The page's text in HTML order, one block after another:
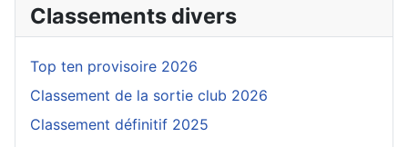
Classements divers
Top ten provisoire 2026
Classement de la sortie club 2026
Classement définitif 2025